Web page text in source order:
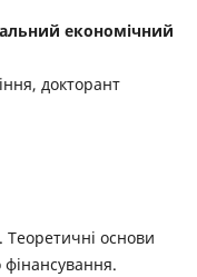
економічний
докторант
основи
фінансування.